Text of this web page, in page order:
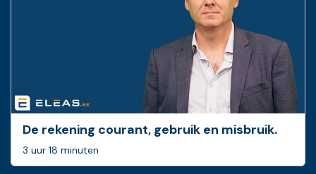
De rekening courant, gebruik en misbruik.
3 uur 18 minuten